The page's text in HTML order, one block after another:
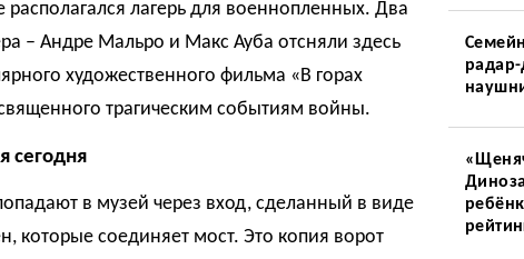
располагался лагерь для военнопленных. Два
– Андре Мальро и Макс Ауба отсняли здесь
художественного фильма «В горах
трагическим событиям войны.
сегодня
в музей через вход, сделанный в виде
которые соединяет мост. Это копия ворот
радар-